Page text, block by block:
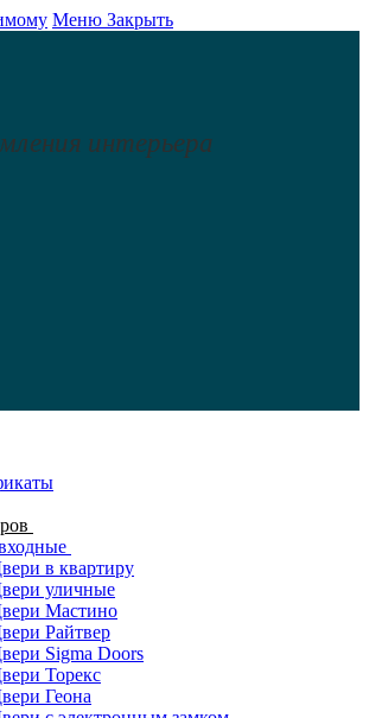
Меню Закрыть
интерьера
в квартиру
уличные
Мастино
Райтвер
Sigma Doors
Торекс
Геона